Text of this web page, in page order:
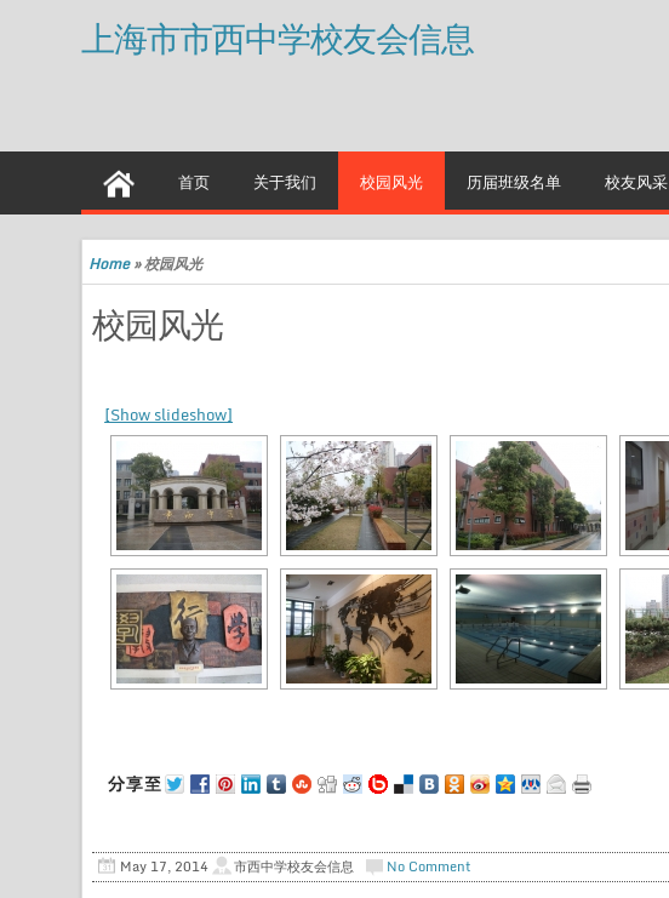
上海市市西中学校友会信息
首页 关于我们 校园风光 历届班级名单 校友风采
Home»校园风光
校园风光
[Show slideshow]
May 17, 2014 市西中学校友会信息 No Comment